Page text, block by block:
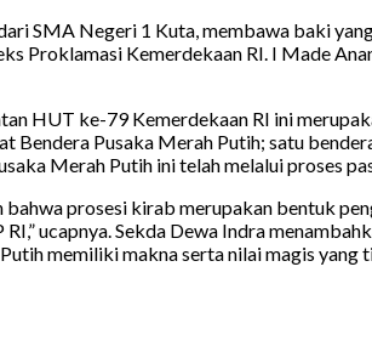
SMA Negeri 1 Kuta, membawa baki
Proklamasi Kemerdekaan RI. I Made
HUT ke-79 Kemerdekaan RI ini
Bendera Pusaka Merah Putih; satu
Merah Putih ini telah melalui proses
prosesi kirab merupakan bentuk
ucapnya. Sekda Dewa Indra
memiliki makna serta nilai magis